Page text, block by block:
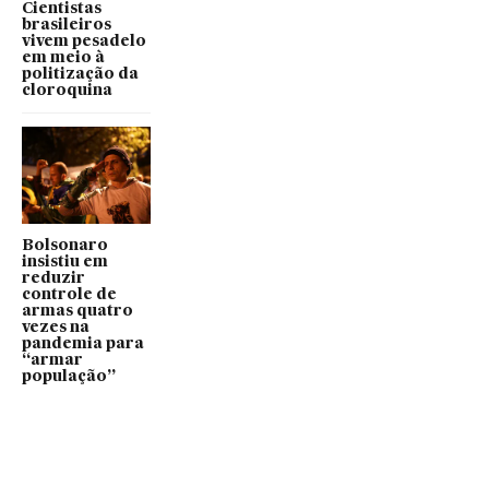
Cientistas
brasileiros
vivem pesadelo
em meio à
politização da
cloroquina
Bolsonaro
insistiu em
reduzir
controle de
armas quatro
vezes na
pandemia para
“armar
população”